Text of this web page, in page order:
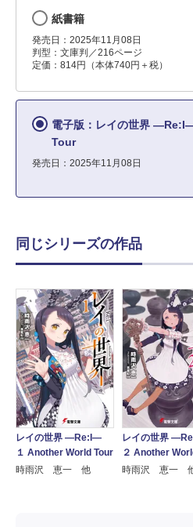
紙書籍
発売日：2025年11月08日
判型：文庫判／216ページ
定価：814円（本体740円＋税）
電子版：レイの世界
Tour
発売日：2025年11月08日
同じシリーズの作品
レイの世界 ―Re:I―
１ Another World Tour
時雨沢 恵一 他
レイの世界
２ Another
時雨沢 恵一